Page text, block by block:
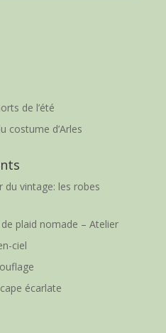
de l’été
costume d’Arles
du vintage: les robes
de plaid nomade – Atelier
ciel
écarlate